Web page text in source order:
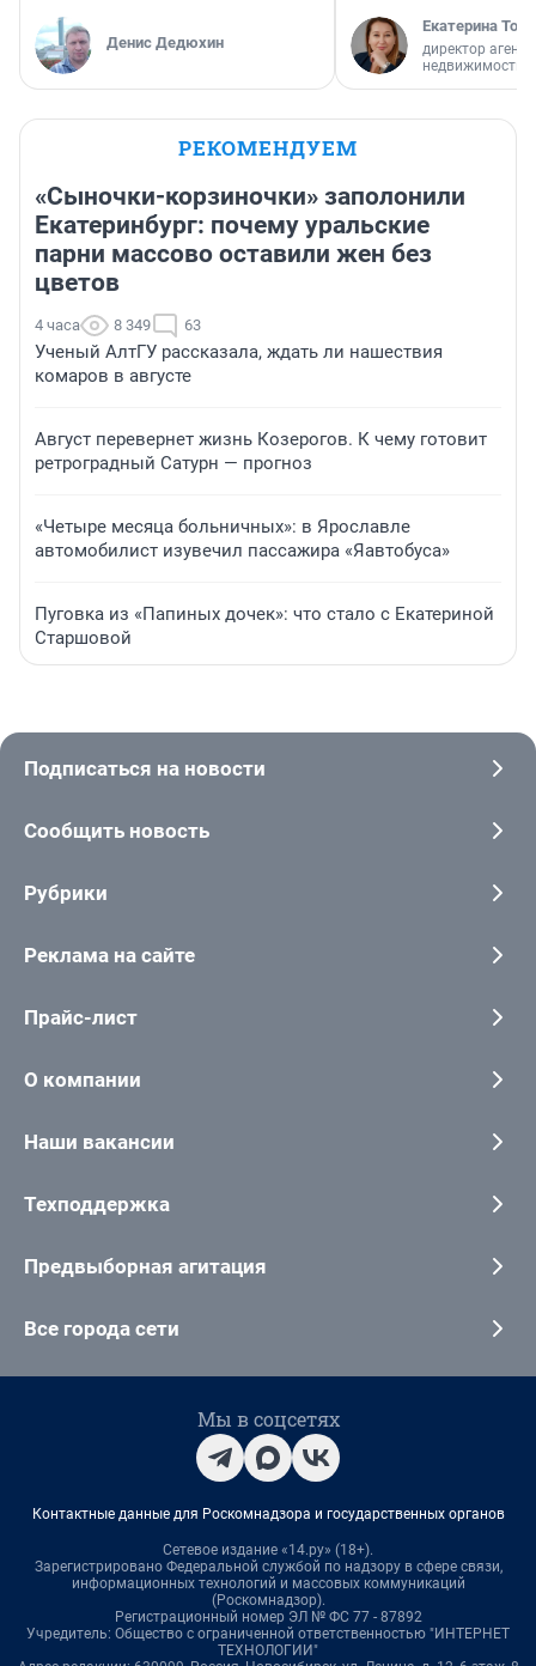
Денис Дедюхин
Екатерина
директор
недвижимости
РЕКОМЕНДУЕМ
«Сыночки-корзиночки» заполонили
Екатеринбург: почему уральские
парни массово оставили жен без
цветов
4 часа 8 349 63
Ученый АлтГУ рассказала, ждать ли нашествия
комаров в августе
Август перевернет жизнь Козерогов. К чему готовит
ретроградный Сатурн — прогноз
«Четыре месяца больничных»: в Ярославле
автомобилист изувечил пассажира «Яавтобуса»
Пуговка из «Папиных дочек»: что стало с Екатериной
Старшовой
Подписаться на новости
Сообщить новость
Рубрики
Реклама на сайте
Прайс-лист
О компании
Наши вакансии
Техподдержка
Предвыборная агитация
Все города сети
Мы в соцсетях
Контактные данные для Роскомнадзора и государственных органов
Сетевое издание «14.ру» (18+).
Зарегистрировано Федеральной службой по надзору в сфере связи,
информационных технологий и массовых коммуникаций
(Роскомнадзор).
Регистрационный номер ЭЛ № ФС 77 - 87892
Учредитель: Общество с ограниченной ответственностью "ИНТЕРНЕТ
ТЕХНОЛОГИИ"